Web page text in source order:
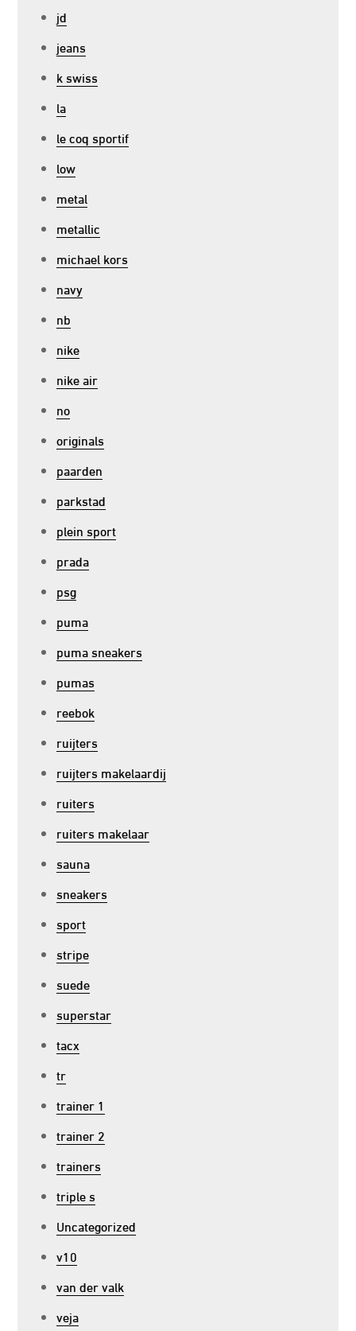
jd
jeans
k swiss
la
le coq sportif
low
metal
metallic
michael kors
navy
nb
nike
nike air
no
originals
paarden
parkstad
plein sport
prada
psg
puma
puma sneakers
pumas
reebok
ruijters
ruijters makelaardij
ruiters
ruiters makelaar
sauna
sneakers
sport
stripe
suede
superstar
tacx
tr
trainer 1
trainer 2
trainers
triple s
Uncategorized
v10
van der valk
veja